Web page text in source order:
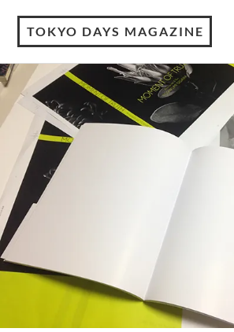
TOKYO DAYS MAGAZINE